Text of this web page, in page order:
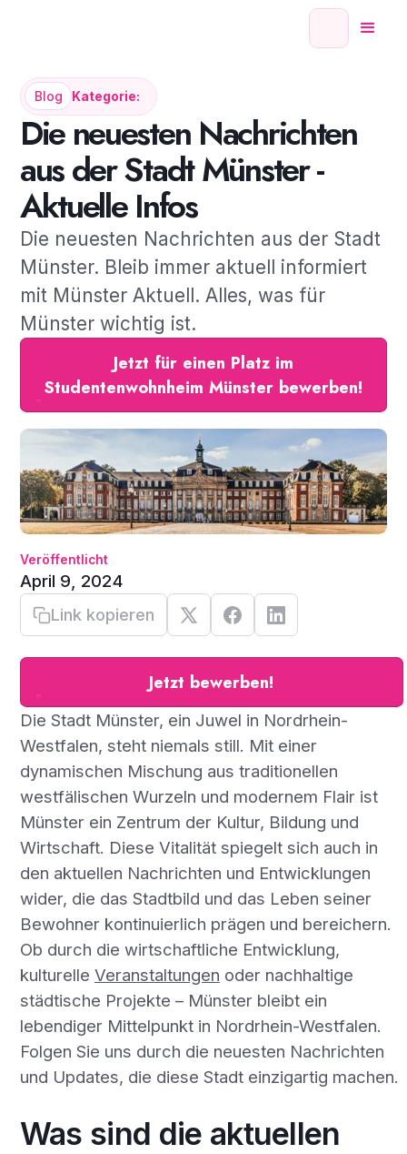
Blog Kategorie:
Die neuesten Nachrichten
aus der Stadt Münster -
Aktuelle Infos
Die neuesten Nachrichten aus der Stadt
Münster. Bleib immer aktuell informiert
mit Münster Aktuell. Alles, was für
Münster wichtig ist.
Jetzt für einen Platz im
Studentenwohnheim Münster bewerben!
Veröffentlicht
April 9, 2024
Link kopieren
Jetzt bewerben!
Die Stadt Münster, ein Juwel in Nordrhein-
Westfalen, steht niemals still. Mit einer
dynamischen Mischung aus traditionellen
westfälischen Wurzeln und modernem Flair ist
Münster ein Zentrum der Kultur, Bildung und
Wirtschaft. Diese Vitalität spiegelt sich auch in
den aktuellen Nachrichten und Entwicklungen
wider, die das Stadtbild und das Leben seiner
Bewohner kontinuierlich prägen und bereichern.
Ob durch die wirtschaftliche Entwicklung,
kulturelle Veranstaltungen oder nachhaltige
städtische Projekte – Münster bleibt ein
lebendiger Mittelpunkt in Nordrhein-Westfalen.
Folgen Sie uns durch die neuesten Nachrichten
und Updates, die diese Stadt einzigartig machen.
Was sind die aktuellen